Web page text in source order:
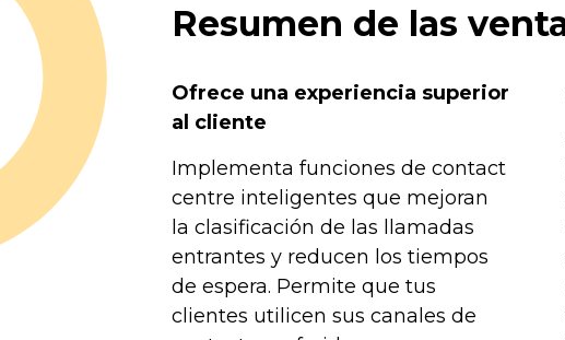
Resumen de las
Ofrece una experiencia superior
al cliente
Implementa funciones de contact
centre inteligentes que mejoran
la clasificación de las llamadas
entrantes y reducen los tiempos
de espera. Permite que tus
clientes utilicen sus canales de